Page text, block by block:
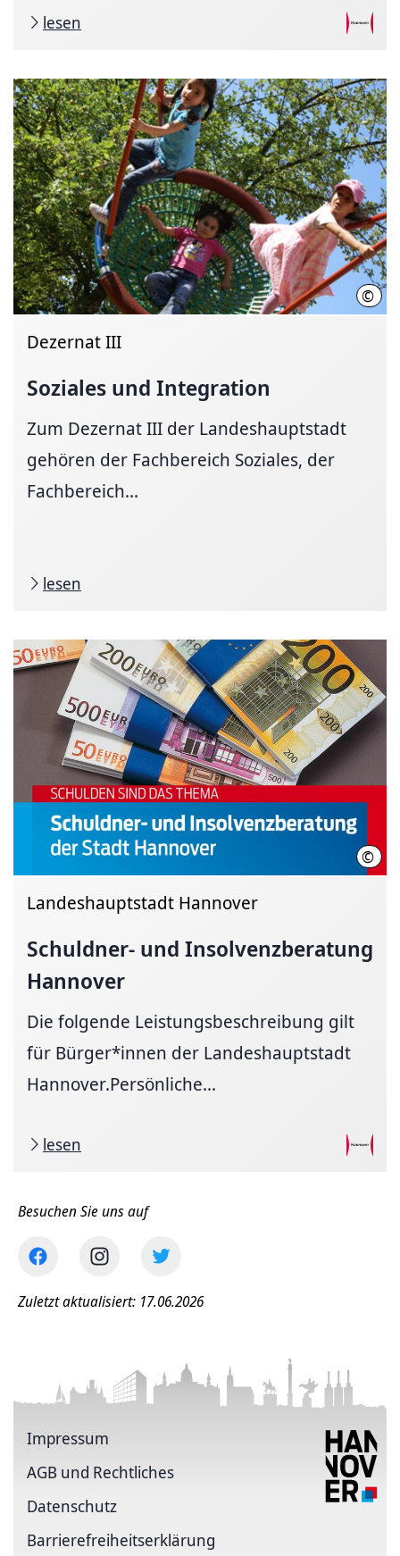
lesen
© LHH
Dezernat III
Soziales und Integration
Zum Dezernat III der Landeshauptstadt
gehören der Fachbereich Soziales, der
Fachbereich...
lesen
© LHH
Landeshauptstadt Hannover
Schuldner- und Insolvenzberatung
Hannover
Die folgende Leistungsbeschreibung gilt
für Bürger*innen der Landeshauptstadt
Hannover.Persönliche...
lesen
Besuchen Sie uns auf
Zuletzt aktualisiert: 17.06.2026
Impressum
AGB und Rechtliches
Datenschutz
Barriere­freiheits­erklärung